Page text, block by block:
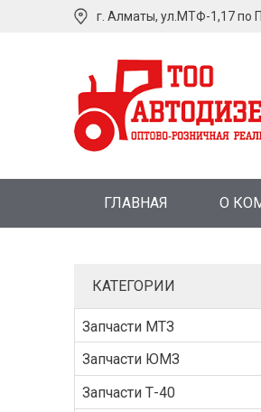
г. Алматы, ул.МТФ-1,17 по
ГЛАВНАЯ О
КАТЕГОРИИ
Запчасти МТЗ
Запчасти ЮМЗ
Запчасти Т-40